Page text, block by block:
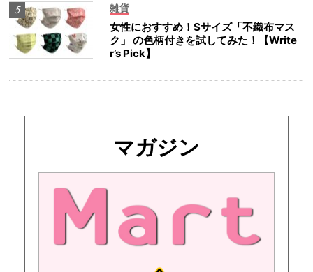
雑貨
女性におすすめ！Sサイズ「不織布マス
ク」 の色柄付きを試してみた！【Write
r’s Pick】
マガジン